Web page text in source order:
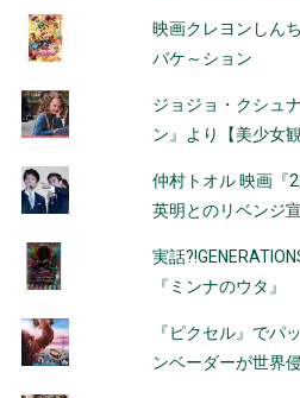
ン
映画クレヨンしん
バケ～ション
ジョジョ・クシュ
ン』より【美少女観
仲村トオル 映画『
英明とのリベンジ
実話
『ミンナのウタ』
『ピクセル』でパ
ンベーダーが世界